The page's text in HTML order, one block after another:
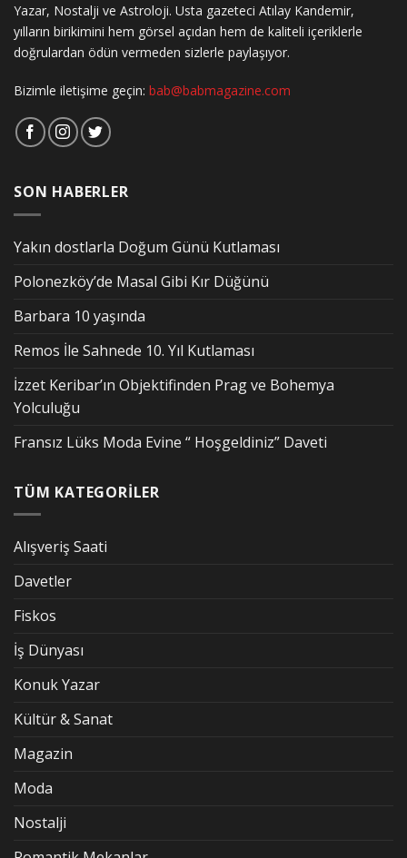
Yazar, Nostalji ve Astroloji. Usta gazeteci Atılay Kandemir,
yılların birikimini hem görsel açıdan hem de kaliteli içeriklerle
doğrulardan ödün vermeden sizlerle paylaşıyor.
Bizimle iletişime geçin: bab@babmagazine.com
SON HABERLER
Yakın dostlarla Doğum Günü Kutlaması
Polonezköy’de Masal Gibi Kır Düğünü
Barbara 10 yaşında
Remos İle Sahnede 10. Yıl Kutlaması
İzzet Keribar’ın Objektifinden Prag ve Bohemya
Yolculuğu
Fransız Lüks Moda Evine “ Hoşgeldiniz” Daveti
TÜM KATEGORİLER
Alışveriş Saati
Davetler
Fiskos
İş Dünyası
Konuk Yazar
Kültür & Sanat
Magazin
Moda
Nostalji